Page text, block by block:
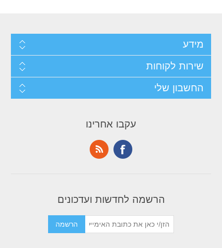
מידע
שירות לקוחות
החשבון שלי
עקבו אחרינו
הרשמה לחדשות ועדכונים